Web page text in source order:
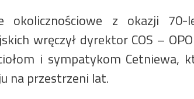
okolicznościowe z okazji 70-
wręczył dyrektor COS –
i sympatykom Cetniewa,
na przestrzeni lat.